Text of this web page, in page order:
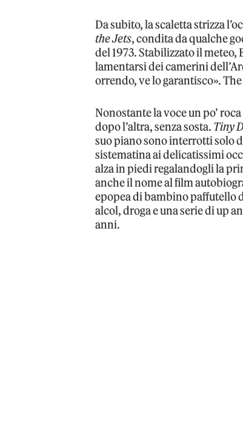
Da subito, la scaletta strizza
the Jets, condita da qualche
del 1973. Stabilizzato il
lamentarsi dei camerini
orrendo, ve lo garantisco».
Nonostante la voce un po’
dopo l’altra, senza sosta. Tiny
suo piano sono interrotti solo
sistematina ai delicatissimi
alza in piedi regalandogli la
anche il nome al film
epopea di bambino paffutello
alcol, droga e una serie di up
anni.